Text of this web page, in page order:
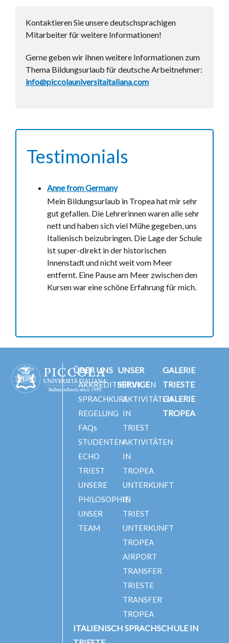
Kontaktieren Sie unsere deutschsprachigen
Mitarbeiter für weitere Informationen!
Gerne geben wir Ihnen weitere Informationen zum
Thema Bildungsurlaub für deutsche Arbeitnehmer:
info@piccolauniversitaitaliana.com
Testimonials
Anne fromGermany
Mein Bildungsurlaub in Tropea hat mir sehr
gut gefallen. Die Lehrerinnen waren alle sehr
nett und haben sich viel Mühe gegeben, uns
Italienisch beizubringen. Die Lage der Schule
ist super-direkt in der historischen
Innenstadt und nicht weit vom Meer
entfernt. Eine Pause am Meer zwischen den
Kursen war eine schöne Erfahrung für mich.
ÜBER UNS
AKKREDITIERUNGEN
SPRACHKURS
REGELUNG
FAQs
STUDENTEN
ECHO
TRIEST
UNSERE
PHILOSOPHIE
UNSER
TEAM
UNSER
SERVICE
AKTIVITÄTEN
IN
TRIEST
AKTIVITÄTEN
IN
TROPEA
UNTERKUNFT
IN
TRIEST
UNTERKUNFT
TROPEA
AIRPORT
TRANSFER
TRIESTE
TRANSFER
TROPEA
GALERIE
TRIESTE
GALERIE
TROPEA
ITALIENISCH SPRACHSCHULE IN